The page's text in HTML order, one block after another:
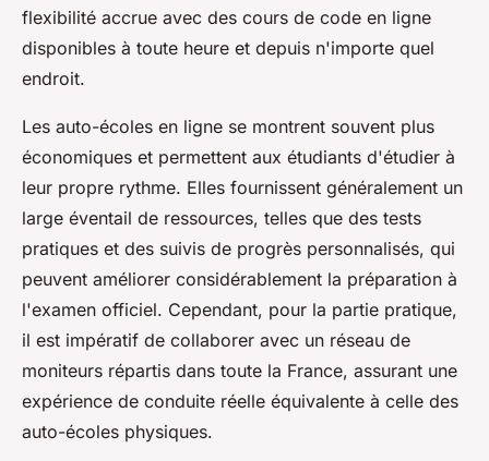
flexibilité accrue avec des cours de code en ligne
disponibles à toute heure et depuis n'importe quel
endroit.
Les auto-écoles en ligne se montrent souvent plus
économiques et permettent aux étudiants d'étudier à
leur propre rythme. Elles fournissent généralement un
large éventail de ressources, telles que des tests
pratiques et des suivis de progrès personnalisés, qui
peuvent améliorer considérablement la préparation à
l'examen officiel. Cependant, pour la partie pratique,
il est impératif de collaborer avec un réseau de
moniteurs répartis dans toute la France, assurant une
expérience de conduite réelle équivalente à celle des
auto-écoles physiques.